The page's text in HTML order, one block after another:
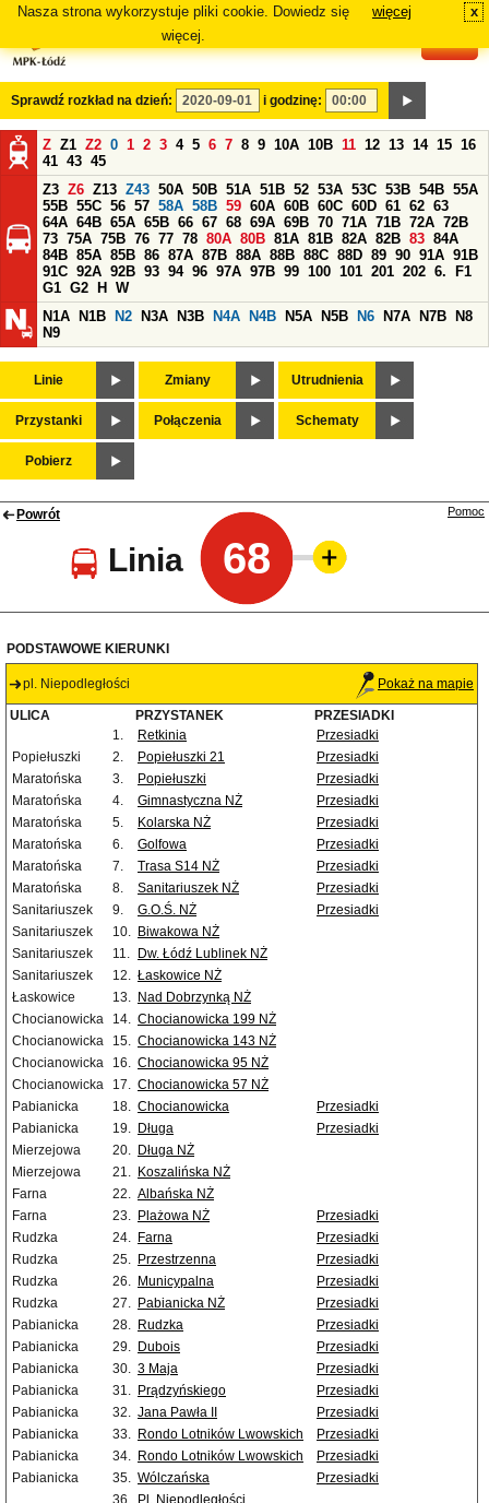
Nasza strona wykorzystuje pliki cookie. Dowiedz się
więcej.
więcej x
Sprawdź rozkład na dzień: i godzinę:
Z Z1 Z2 0 1 2 3 4 5 6 7 8 9 10A 10B 11 12 13 14 15 16
41 43 45
Z3 Z6 Z13 Z43 50A 50B 51A 51B 52 53A 53C 53B 54B 55A
55B 55C 56 57 58A 58B 59 60A 60B 60C 60D 61 62 63
64A 64B 65A 65B 66 67 68 69A 69B 70 71A 71B 72A 72B
73 75A 75B 76 77 78 80A 80B 81A 81B 82A 82B 83 84A
84B 85A 85B 86 87A 87B 88A 88B 88C 88D 89 90 91A 91B
91C 92A 92B 93 94 96 97A 97B 99 100 101 201 202 6.
F1
G1 G2 H
W
N1A
N1B N2 N3A N3B N4A N4B N5A N5B N6 N7A N7B
N8
N9
Linie Zmiany Utrudnienia
Przystanki Połączenia Schematy
Pobierz
Powrót
Linia 68
Pomoc
PODSTAWOWE KIERUNKI
pl. Niepodległości Pokaż na mapie
ULICA PRZYSTANEK
PRZESIADKI
1.
Retkinia
Przesiadki
Popiełuszki
2. Popiełuszki 21
Przesiadki
Maratońska
3. Popiełuszki
Przesiadki
Maratońska
4. Gimnastyczna NŻ
Przesiadki
Maratońska
5. Kolarska NŻ
Przesiadki
Maratońska
6. Golfowa
Przesiadki
Maratońska
7. Trasa S14 NŻ
Przesiadki
Maratońska
8. Sanitariuszek NŻ
Przesiadki
Sanitariuszek
9. G.O.Ś. NŻ
Przesiadki
Sanitariuszek
10. Biwakowa NŻ
Sanitariuszek
11.
Dw. Łódź Lublinek NŻ
Sanitariuszek
12. Łaskowice NŻ
Łaskowice
13. Nad Dobrzynką NŻ
Chocianowicka
14. Chocianowicka 199 NŻ
Chocianowicka
15. Chocianowicka 143 NŻ
Chocianowicka
16. Chocianowicka 95 NŻ
Chocianowicka
17. Chocianowicka 57 NŻ
Pabianicka
18. Chocianowicka
Przesiadki
Pabianicka
19. Długa
Przesiadki
Mierzejowa
20. Długa NŻ
Mierzejowa
21. Koszalińska NŻ
Farna
22. Albańska NŻ
Farna
23. Plażowa NŻ
Przesiadki
Rudzka
24. Farna
Przesiadki
Rudzka
25. Przestrzenna
Przesiadki
Rudzka
26. Municypalna
Przesiadki
Rudzka
27. Pabianicka NŻ
Przesiadki
Pabianicka
28. Rudzka
Przesiadki
Pabianicka
29. Dubois
Przesiadki
Pabianicka
30. 3 Maja
Przesiadki
Pabianicka
31. Prądzyńskiego
Przesiadki
Pabianicka
32. Jana Pawła II
Przesiadki
Pabianicka
33. Rondo Lotników Lwowskich
Przesiadki
Pabianicka
34. Rondo Lotników Lwowskich
Przesiadki
Pabianicka
35. Wólczańska
Przesiadki
36. Pl. Niepodległości